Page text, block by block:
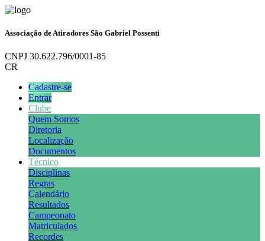
Associação de Atiradores São Gabriel Possenti
CNPJ 30.622.796/0001-85
CR
Cadastre-se
Entrar
Clube
Quem Somos
Diretoria
Localização
Documentos
Técnico
Disciplinas
Regras
Calendário
Resultados
Campeonato
Matriculados
Recordes